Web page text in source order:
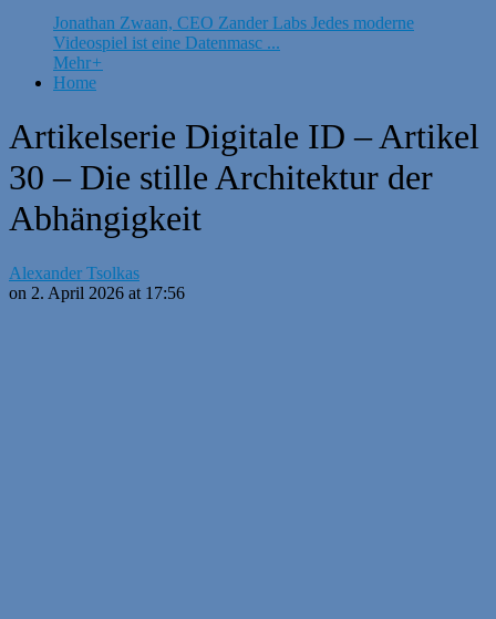
Jonathan Zwaan, CEO Zander Labs Jedes moderne
Videospiel ist eine Datenmasc ...
Mehr+
Home
Artikelserie Digitale ID – Artikel
30 – Die stille Architektur der
Abhängigkeit
Alexander Tsolkas
on 2. April 2026 at 17:56